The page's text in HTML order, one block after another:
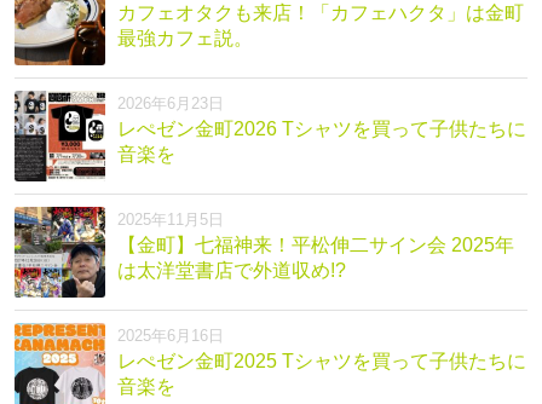
カフェオタクも来店！「カフェハクタ」は金町
最強カフェ説。
2026年6月23日
レぺゼン金町2026 Tシャツを買って子供たちに
音楽を
2025年11月5日
【金町】七福神来！平松伸二サイン会 2025年
は太洋堂書店で外道収め!?
2025年6月16日
レぺゼン金町2025 Tシャツを買って子供たちに
音楽を